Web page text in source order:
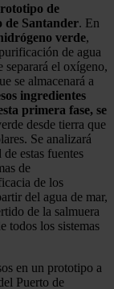
de
de Santander. En
verde,
de agua
el oxígeno,
se almacenará a
ingredientes
primera fase, se
desde tierra que
Se analizará
estas fuentes
de
de los
del agua de mar,
de la salmuera
todos los sistemas
en un prototipo a
Puerto de